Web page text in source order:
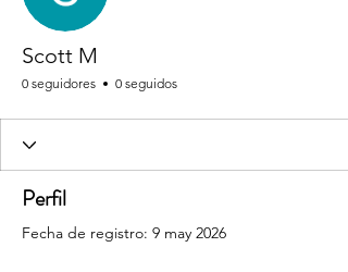
Scott M
0 seguidores 0 seguidos
Perfil
Fecha de registro: 9 may 2026